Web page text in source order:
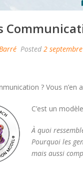
Posted 2
? Vous n’en
C’est un
À quoi
Pourquoi les
mais aussi